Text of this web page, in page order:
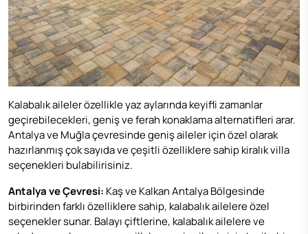
Kalabalık aileler özellikle yaz aylarında keyifli zamanlar
geçirebilecekleri, geniş ve ferah konaklama alternatifleri arar.
Antalya ve Muğla çevresinde geniş aileler için özel olarak
hazırlanmış çok sayıda ve çeşitli özelliklere sahipkiralık villa
seçenekleri bulabilirisiniz.
Antalya ve Çevresi: Kaş ve Kalkan Antalya Bölgesinde
birbirinden farklı özelliklere sahip, kalabalık ailelere özel
seçenekler sunar. Balayı çiftlerine, kalabalık ailelere ve